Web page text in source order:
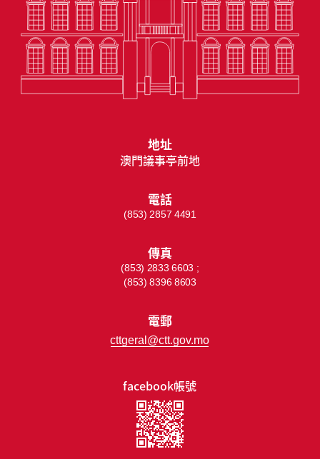
facebook帳號
地址
澳門議事亭前地
電話
(853) 2857 4491
傳真
(853) 2833 6603 ;
(853) 8396 8603
電郵
cttgeral@ctt.gov.mo